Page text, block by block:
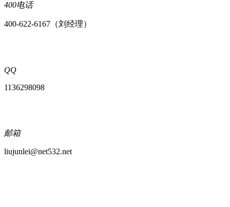
400电话
400-622-6167（刘经理）
QQ
1136298098
邮箱
liujunlei@net532.net